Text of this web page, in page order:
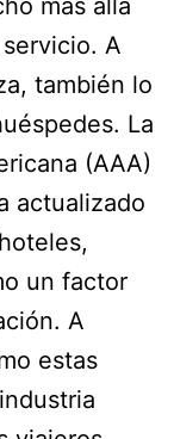
A
también lo
La
(AAA)
actualizado
un factor
A
estas